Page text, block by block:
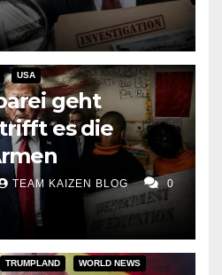
Angriff auf
vor
USA
geht
es die
TEAM KAIZEN BLOG 0
TRUMPLAND WORLD NEWS